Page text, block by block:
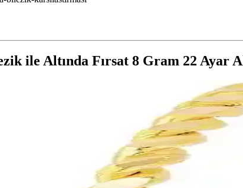
ile Altında Fırsat 8 Gram 22 Ayar